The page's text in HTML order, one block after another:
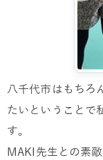
八千代市はもちろ
たいということで
す。
MAKI先生との素